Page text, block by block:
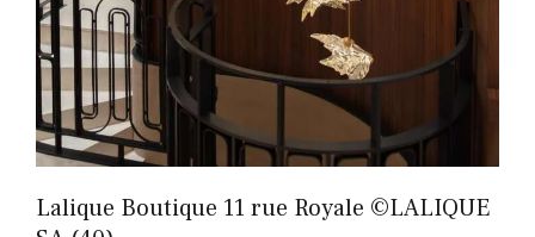
Lalique Boutique 11 rue Royale ©LALIQUE